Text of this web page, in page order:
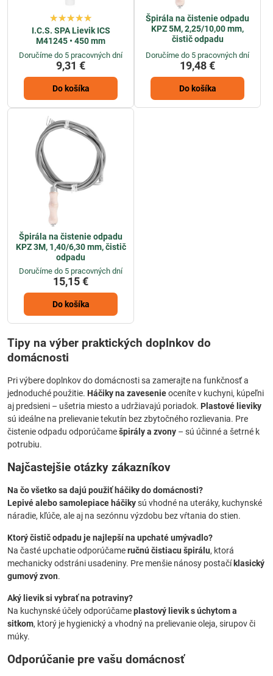
I.C.S. SPA Lievik ICS
M41245 • 450 mm
Doručíme do 5 pracovných dní
9,31 €
Do košíka
Špirála na čistenie odpadu
KPZ 5M, 2,25/10,00 mm,
čistič odpadu
Doručíme do 5 pracovných dní
19,48 €
Do košíka
Špirála na čistenie odpadu
KPZ 3M, 1,40/6,30 mm, čistič
odpadu
Doručíme do 5 pracovných dní
15,15 €
Do košíka
Tipy na výber praktických doplnkov do
domácnosti
Pri výbere doplnkov do domácnosti sa zamerajte na funkčnosť a
jednoduché použitie. Háčiky na zavesenieoceníte v kuchyni, kúpeľni
aj predsieni – ušetria miesto a udržiavajú poriadok. Plastové lieviky
sú ideálne na prelievanie tekutín bez zbytočného rozlievania. Pre
čistenie odpadu odporúčamešpirály a zvony – sú účinné a šetrné k
potrubiu.
Najčastejšie otázky zákazníkov
Na čo všetko sa dajú použiť háčiky do domácnosti?
Lepivé alebo samolepiace háčikysú vhodné na uteráky, kuchynské
náradie, kľúče, ale aj na sezónnu výzdobu bez vŕtania do stien.
Ktorý čistič odpadu je najlepší na upchaté umývadlo?
Na časté upchatie odporúčameručnú čistiacu špirálu, ktorá
mechanicky odstráni usadeniny. Pre menšie nánosy postačí klasický
gumový zvon.
Aký lievik si vybrať na potraviny?
Na kuchynské účely odporúčameplastový lievik s úchytom a
sitkom, ktorý je hygienický a vhodný na prelievanie oleja, sirupov či
múky.
Odporúčanie pre vašu domácnosť